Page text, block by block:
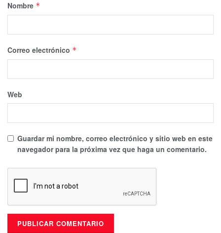
Nombre *
Correo electrónico *
Web
Guardar mi nombre, correo electrónico y sitio web en este
navegador para la próxima vez que haga un comentario.